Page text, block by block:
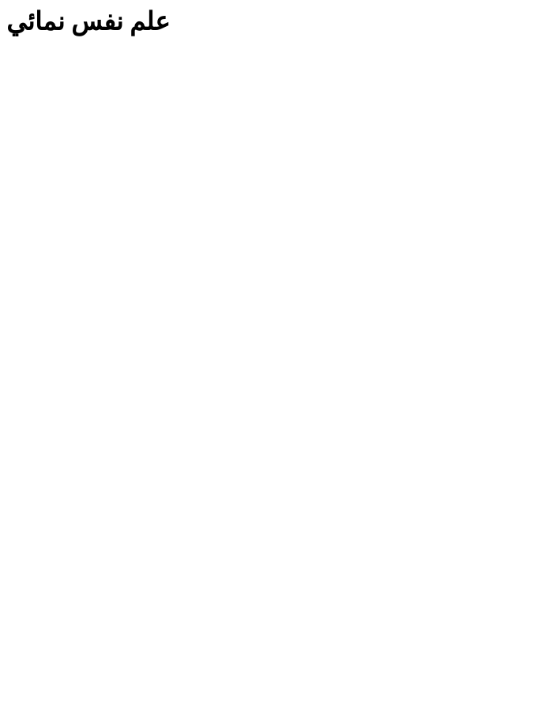
علم نفس نمائي